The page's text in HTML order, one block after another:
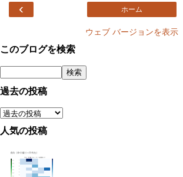
‹ ホーム
ウェブ バージョンを表示
このブログを検索
過去の投稿
人気の投稿